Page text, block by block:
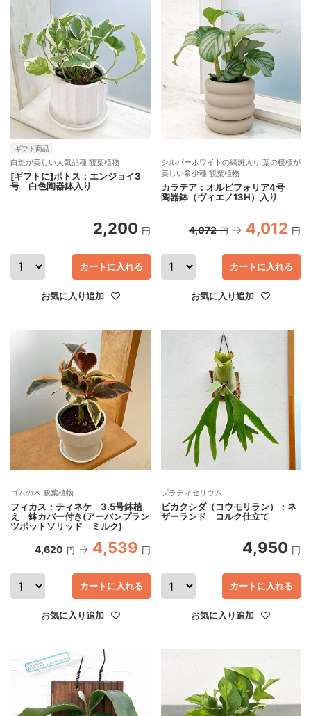
ギフト商品
白斑が美しい人気品種 観葉植物
[ギフトに]ポトス：エンジョイ3
号 白色陶器鉢入り
2,200 円
お気に入り追加
カートに入れる
シルバーホワイトの縞斑入り 葉の模様が
美しい希少種 観葉植物
カラテア：オルビフォリア4号
陶器鉢（ヴィエノ13H）入り
4,072 円 4,012 円
お気に入り追加
カートに入れる
ゴムの木 観葉植物
フィカス：ティネケ 3.5号鉢植
え 鉢カバー付き(アーバンプラン
ツポットソリッド ミルク)
4,620 円 4,539 円
お気に入り追加
カートに入れる
プラティセリウム
ビカクシダ（コウモリラン）：ネ
ザーランド コルク仕立て
4,950 円
お気に入り追加
カートに入れる